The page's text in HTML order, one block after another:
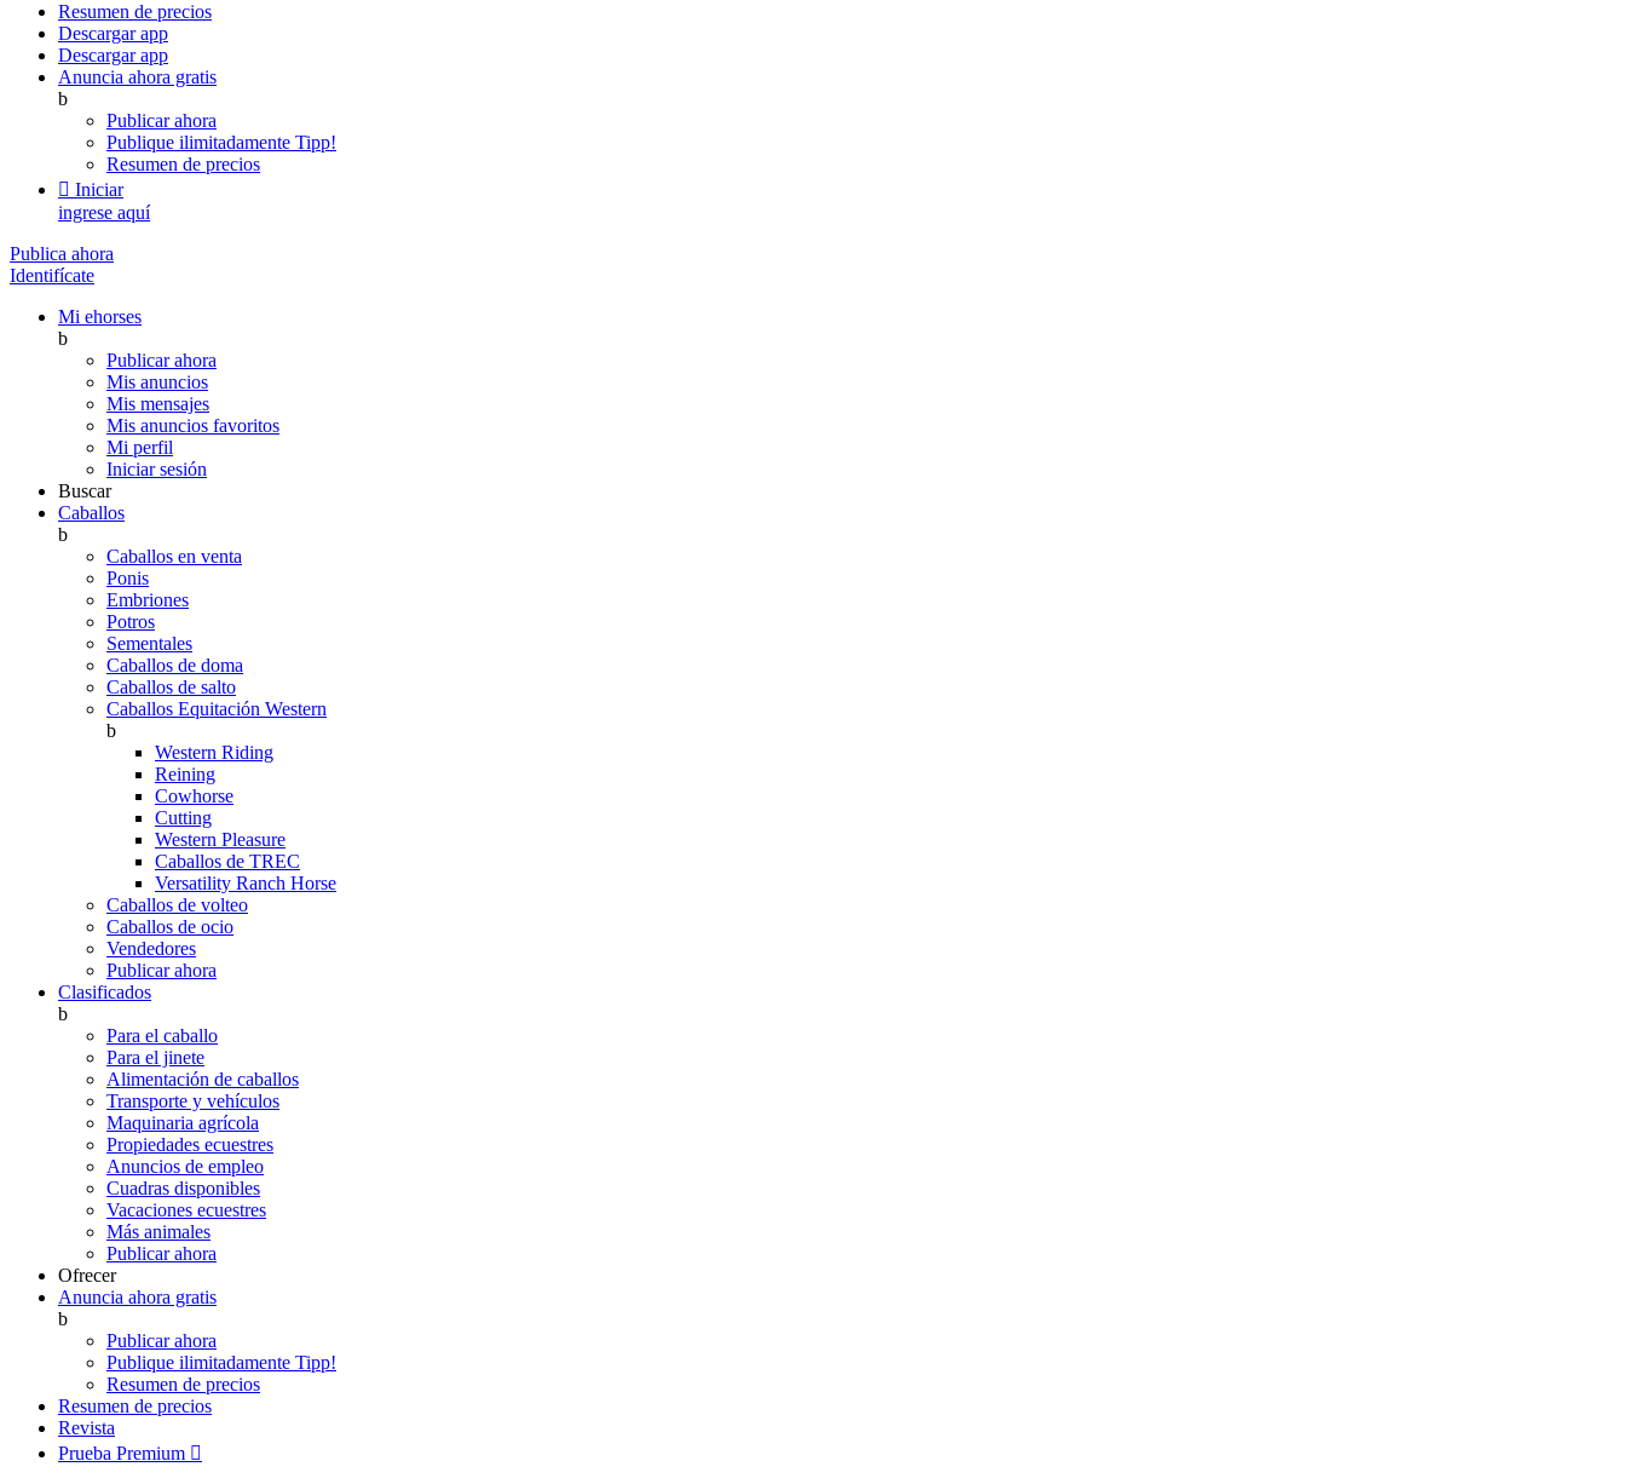
Resumen de precios
Descargar app
Descargar app
Anuncia ahora gratis
b
Publicar ahora
Publique ilimitadamente Tipp!
Resumen de precios
 Iniciar
ingrese aquí
Publica ahora
Identifícate
Mi ehorses
b
Publicar ahora
Mis anuncios
Mis mensajes
Mis anuncios favoritos
Mi perfil
Iniciar sesión
Buscar
Caballos
b
Caballos en venta
Ponis
Embriones
Potros
Sementales
Caballos de doma
Caballos de salto
Caballos Equitación Western
b
Western Riding
Reining
Cowhorse
Cutting
Western Pleasure
Caballos de TREC
Versatility Ranch Horse
Caballos de volteo
Caballos de ocio
Vendedores
Publicar ahora
Clasificados
b
Para el caballo
Para el jinete
Alimentación de caballos
Transporte y vehículos
Maquinaria agrícola
Propiedades ecuestres
Anuncios de empleo
Cuadras disponibles
Vacaciones ecuestres
Más animales
Publicar ahora
Ofrecer
Anuncia ahora gratis
b
Publicar ahora
Publique ilimitadamente Tipp!
Resumen de precios
Resumen de precios
Revista
Prueba Premium 